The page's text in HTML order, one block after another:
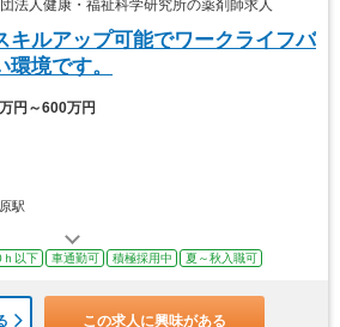
人健康・福祉科学研究所の薬剤師求人
キルアップ可能でワークライフバ
境です。
円～600万円
駅
以下 車通勤可 積極採用中 夏～秋入職可
この求人に興味がある